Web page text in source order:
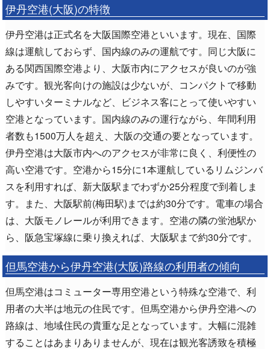
伊丹空港(大阪)の特徴
伊丹空港は正式名を大阪国際空港といいます。現在、国際
線は運航しておらず、国内線のみの運航です。同じ大阪に
ある関西国際空港より、大阪市内にアクセスが良いのが強
みです。観光客向けの施設は少ないが、コンパクトで移動
しやすいターミナルなど、ビジネス客にとって使いやすい
空港となっています。国内線のみの運行ながら、年間利用
者数も1500万人を超え、大阪の交通の要となっています。
伊丹空港は大阪市内へのアクセスが非常に良く、利便性の
高い空港です。空港から15分に1本運航しているリムジンバ
スを利用すれば、新大阪駅までわずか25分程度で到着しま
す。また、大阪駅前(梅田駅)までは約30分です。電車の場合
は、大阪モノレールが利用できます。空港の隣の蛍池駅か
ら、阪急宝塚線に乗り換えれば、大阪駅まで約30分です。
但馬空港から伊丹空港(大阪)路線の利用者の傾向
但馬空港はコミューター専用空港という特殊な空港で、利
用者の大半は地元の住民です。但馬空港から伊丹空港への
路線は、地域住民の貴重な足となっています。大幅に混雑
することはあまりありませんが、現在は観光客誘致を積極